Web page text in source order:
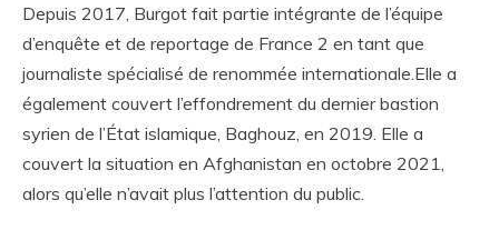
Depuis 2017, Burgot fait partie intégrante de l’équipe
d’enquête et de reportage de France 2 en tant que
journaliste spécialisé de renommée internationale.Elle a
également couvert l’effondrement du dernier bastion
syrien de l’État islamique, Baghouz, en 2019. Elle a
couvert la situation en Afghanistan en octobre 2021,
alors qu’elle n’avait plus l’attention du public.